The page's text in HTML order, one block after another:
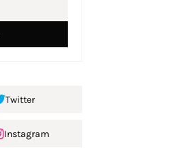
Twitter
Instagram